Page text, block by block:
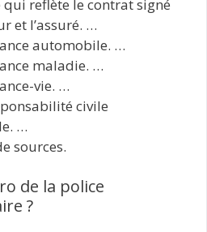
reflète le contrat signé
et l’assuré. …
automobile. …
maladie. …
vie. …
civile
…
sources.
de la police
?